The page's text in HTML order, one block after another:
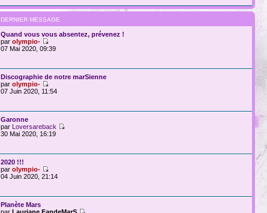
DERNIER MESSAGE
Quand vous vous absentez, prévenez !
parolympio-
07 Mai 2020, 09:39
Discographie de notre marSienne
parolympio-
07 Juin 2020, 11:54
Garonne
par Loversareback
30 Mai 2020, 16:19
2020 !!!
parolympio-
04 Juin 2020, 21:14
Planète Mars
parLauriane FandeMarS